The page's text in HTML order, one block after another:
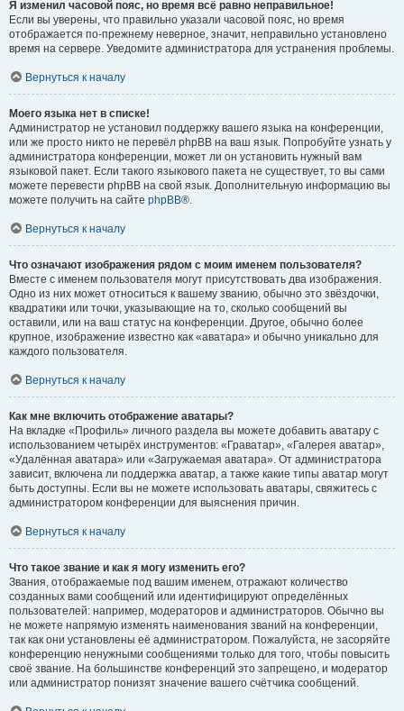
Я изменил часовой пояс, но время всё равно неправильное!
Если вы уверены, что правильно указали часовой пояс, но время
отображается по-прежнему неверное, значит, неправильно установлено
время на сервере. Уведомите администратора для устранения проблемы.
Вернуться к началу
Моего языка нет в списке!
Администратор не установил поддержку вашего языка на конференции,
или же просто никто не перевёл phpBB на ваш язык. Попробуйте узнать у
администратора конференции, может ли он установить нужный вам
языковой пакет. Если такого языкового пакета не существует, то вы сами
можете перевести phpBB на свой язык. Дополнительную информацию вы
можете получить на сайте phpBB®.
Вернуться к началу
Что означают изображения рядом с моим именем пользователя?
Вместе с именем пользователя могут присутствовать два изображения.
Одно из них может относиться к вашему званию, обычно это звёздочки,
квадратики или точки, указывающие на то, сколько сообщений вы
оставили, или на ваш статус на конференции. Другое, обычно более
крупное, изображение известно как «аватара» и обычно уникально для
каждого пользователя.
Вернуться к началу
Как мне включить отображение аватары?
На вкладке «Профиль» личного раздела вы можете добавить аватару с
использованием четырёх инструментов: «Граватар», «Галерея аватар»,
«Удалённая аватара» или «Загружаемая аватара». От администратора
зависит, включена ли поддержка аватар, а также какие типы аватар могут
быть доступны. Если вы не можете использовать аватары, свяжитесь с
администратором конференции для выяснения причин.
Вернуться к началу
Что такое звание и как я могу изменить его?
Звания, отображаемые под вашим именем, отражают количество
созданных вами сообщений или идентифицируют определённых
пользователей: например, модераторов и администраторов. Обычно вы
не можете напрямую изменять наименования званий на конференции,
так как они установлены её администратором. Пожалуйста, не засоряйте
конференцию ненужными сообщениями только для того, чтобы повысить
своё звание. На большинстве конференций это запрещено, и модератор
или администратор понизят значение вашего счётчика сообщений.